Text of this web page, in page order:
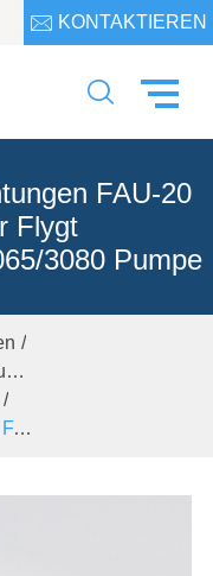
 KONTAKTIEREN

FAU-20
Flygt
3080 Pumpe
Mechanische Dichtungen für Pumpen
Flygt Mechanische Dichtungen FAU-20